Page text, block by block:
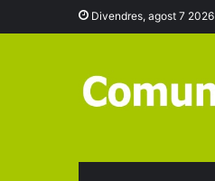
Divendres, agost 7 2026